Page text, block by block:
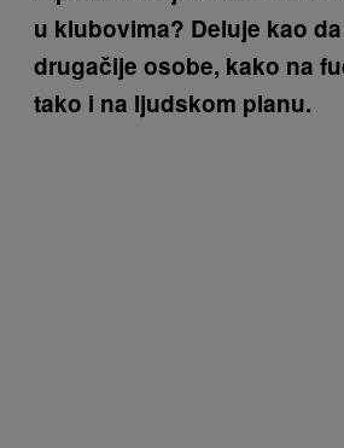
u klubovima? Deluje kao
drugačije osobe, kako na
tako i na ljudskom planu.